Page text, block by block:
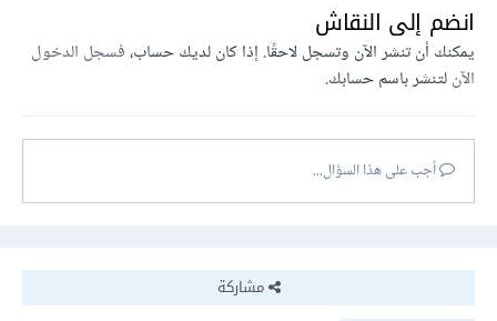
انضم إلى النقاش
يمكنك أن تنشر الآن وتسجل لاحقًا. إذا كان لديك حساب،فسجل الدخول
الآنلتنشر باسم حسابك.
أجب على هذا السؤال...
مشاركة